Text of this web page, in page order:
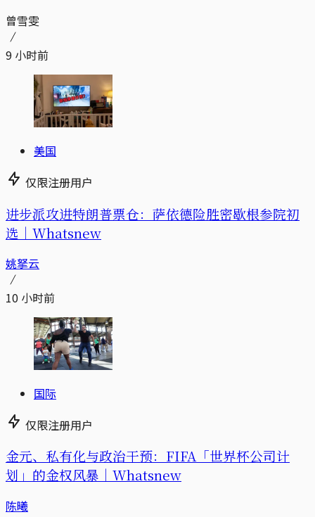
曾雪雯
9 小时前
美国
仅限注册用户
进步派攻进特朗普票仓：萨依德险胜密歇根参院初
选｜Whatsnew
姚拏云
10 小时前
国际
仅限注册用户
金元、私有化与政治干预：FIFA「世界杯公司计
划」的金权风暴｜Whatsnew
陈曦